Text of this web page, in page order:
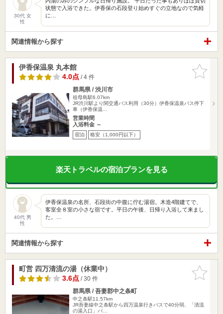
30代 女
性
状態で入浴できた。伊香保の石段登り始めすぐの立地なので気軽
に…
関連情報から探す
お気に入
りに追加
伊香保温泉 丸本館
4.0点/ 4 件
群馬県 / 渋川市
祖母島駅6.07km
JR渋川駅より関交通バス利用（30分）伊香保温泉バス停下
車（伊香保温…
営業時間
入浴料金 ～
宿泊 格安（1,000円以下）
楽天トラベルの宿泊プランを見る
40代 男
性
伊香保温泉の名所、石段街の中腹に佇む湯宿。木造4階建てで、
客室全８室の小さな宿です。平日の午後、日帰り入浴して来まし
た。…
関連情報から探す
お気に入
りに追加
町営 四万清流の湯（休業中）
3.6点/ 30 件
群馬県 / 吾妻郡中之条町
中之条駅11.57km
JR吾妻線中之条駅から四万温泉行きバスで40分弱、「清流
の湯入口」バ…